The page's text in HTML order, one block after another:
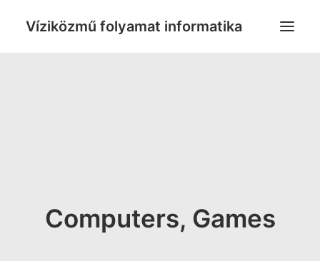
Víziközmű folyamat informatika
Computers, Games